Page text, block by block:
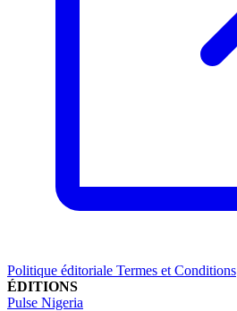
Politique éditoriale Termes et Conditions
ÉDITIONS
Pulse Nigeria